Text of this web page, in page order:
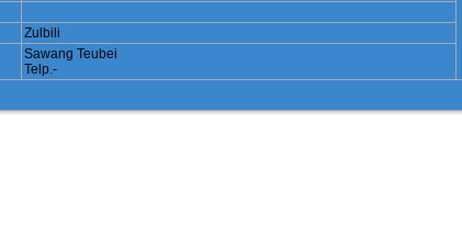
Zulbili
Sawang Teubei
Telp.-